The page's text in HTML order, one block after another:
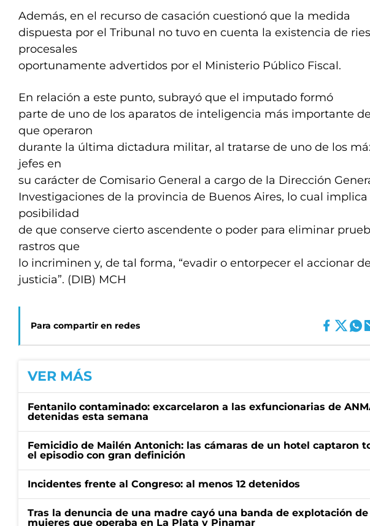
Además, en el recurso de casación cuestionó que la medida
dispuesta por el Tribunal no tuvo en cuenta la existencia de
procesales
oportunamente advertidos por el Ministerio Público Fiscal.
En relación a este punto, subrayó que el imputado formó
parte de uno de los aparatos de inteligencia más importante
que operaron
durante la última dictadura militar, al tratarse de uno de los
jefes en
su carácter de Comisario General a cargo de la Dirección
Investigaciones de la provincia de Buenos Aires, lo cual implica
posibilidad
de que conserve cierto ascendente o poder para eliminar
rastros que
lo incriminen y, de tal forma, “evadir o entorpecer el accionar
justicia”. (DIB) MCH
Para compartir en redes
VER MÁS
Fentanilo contaminado: excarcelaron a las exfuncionarias de
detenidas esta semana
Femicidio de Mailén Antonich: las cámaras de un hotel captaron
el episodio con gran definición
Incidentes frente al Congreso: al menos 12 detenidos
Tras la denuncia de una madre cayó una banda de explotación de
mujeres que operaba en La Plata y Pinamar